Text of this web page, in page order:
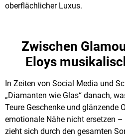
oberflächlicher Luxus.
Zwischen
Eloys
In Zeiten von Social Media und
„Diamanten wie Glas“ danach,
Teure Geschenke und glänzende
emotionale Nähe nicht ersetzen
zieht sich durch den gesamten